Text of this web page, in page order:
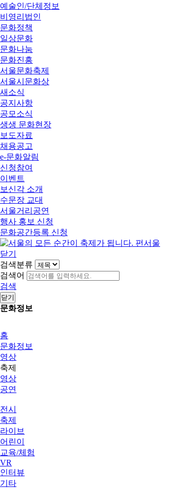
예술인/단체정보
비영리법인
문화정책
일상문화
문화나눔
문화진흥
서울문화축제
서울시문화상
새소식
공지사항
공모소식
생생 문화현장
보도자료
채용공고
e-문화알림
신청참여
이벤트
보신각 소개
수문장 교대
서울거리공연
행사 홍보 신청
문화공간등록 신청
닫기
검색분류
검색어
검색
닫기
문화정보
홈
문화정보
영상
축제
영상
공연
전시
축제
라이브
어린이
교육/체험
VR
인터뷰
기타